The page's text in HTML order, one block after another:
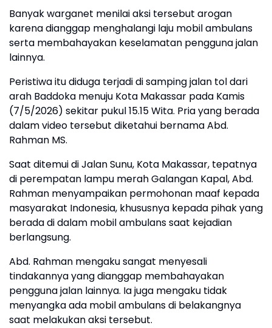
Banyak warganet menilai aksi tersebut arogan
karena dianggap menghalangi laju mobil ambulans
serta membahayakan keselamatan pengguna jalan
lainnya.
Peristiwa itu diduga terjadi di samping jalan tol dari
arah Baddoka menuju Kota Makassar pada Kamis
(7/5/2026) sekitar pukul 15.15 Wita. Pria yang berada
dalam video tersebut diketahui bernama Abd.
Rahman MS.
Saat ditemui di Jalan Sunu, Kota Makassar, tepatnya
di perempatan lampu merah Galangan Kapal, Abd.
Rahman menyampaikan permohonan maaf kepada
masyarakat Indonesia, khususnya kepada pihak yang
berada di dalam mobil ambulans saat kejadian
berlangsung.
Abd. Rahman mengaku sangat menyesali
tindakannya yang dianggap membahayakan
pengguna jalan lainnya. Ia juga mengaku tidak
menyangka ada mobil ambulans di belakangnya
saat melakukan aksi tersebut.